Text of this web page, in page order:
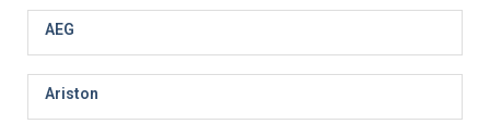
AEG
Ariston